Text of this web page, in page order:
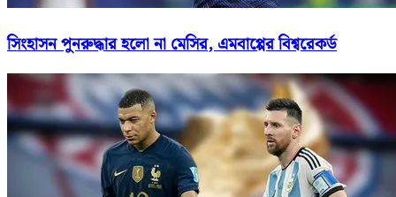
সিংহাসন পুনরুদ্ধার হলো না মেসির, এমবাপ্পের বিশ্বরেকর্ড